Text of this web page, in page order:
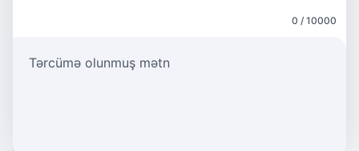
0 / 10000
Tərcümə olunmuş mətn